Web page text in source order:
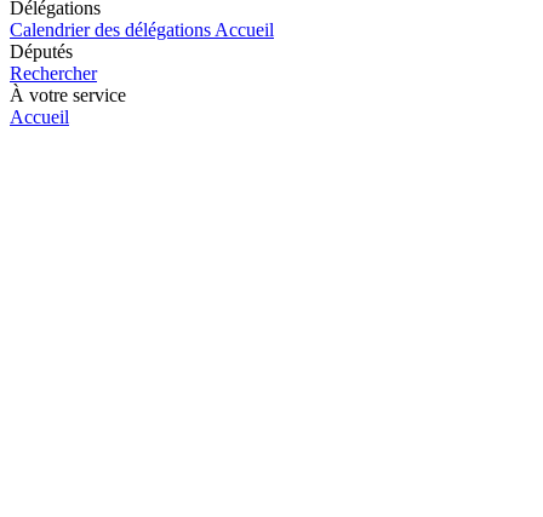
Délégations
Calendrier des délégationsAccueil
Députés
Rechercher
À votre service
Accueil